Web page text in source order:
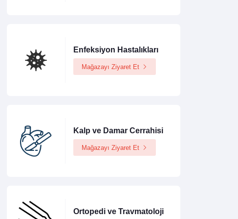
Enfeksiyon Hastalıkları
Mağazayı Ziyaret Et
Kalp ve Damar Cerrahisi
Mağazayı Ziyaret Et
Ortopedi ve Travmatoloji